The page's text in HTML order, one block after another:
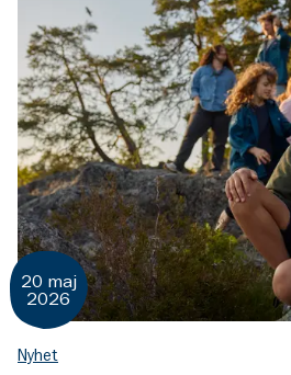
20 maj
2026
Nyhet